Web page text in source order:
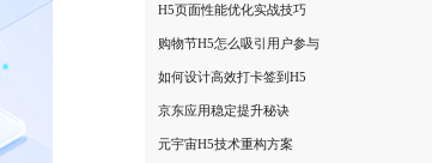
H5页面性能优化实战技巧
购物节H5怎么吸引用户参与
如何设计高效打卡签到H5
京东应用稳定提升秘诀
元宇宙H5技术重构方案